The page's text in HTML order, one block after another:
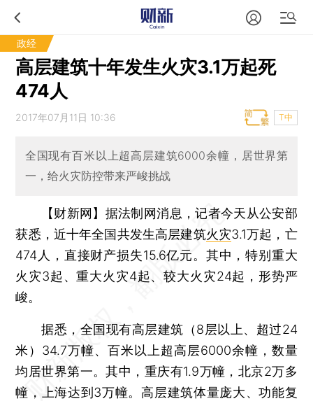
政经
高层建筑十年发生火灾3.1万起死
474人
2017年07月11日 10:36 T中
全国现有百米以上超高层建筑6000余幢，居世界第
一，给火灾防控带来严峻挑战
【财新网】 据法制网消息，记者今天从公安部
获悉，近十年全国共发生高层建筑火灾3.1万起，亡
474人，直接财产损失15.6亿元。其中，特别重大
火灾3起、重大火灾4起、较大火灾24起，形势严
峻。
据悉，全国现有高层建筑（8层以上、超过24
米）34.7万幢、百米以上超高层6000余幢，数量
均居世界第一。其中，重庆有1.9万幢，北京2万多
幢，上海达到3万幢。高层建筑体量庞大、功能复